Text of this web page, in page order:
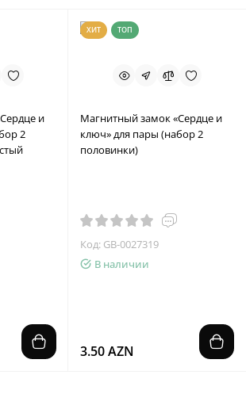
и
2
ХИТ ТОП
Магнитный замок «Сердце и
ключ» для пары (набор 2
половинки)
Код: GB-0027319
В наличии
3.50 AZN